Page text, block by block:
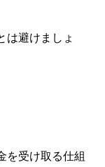
は避けましょ
を受け取る仕組